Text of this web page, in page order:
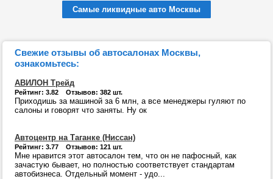
Самые ликвидные авто Москвы
Свежие отзывы об автосалонах Москвы,
ознакомьтесь:
АВИЛОН Трейд
Рейтинг: 3.82 Отзывов: 382 шт.
Приходишь за машиной за 6 млн, а все менеджеры гуляют по
салоны и говорят что заняты. Ну ок
Автоцентр на Таганке (Ниссан)
Рейтинг: 3.77 Отзывов: 121 шт.
Мне нравится этот автосалон тем, что он не пафосный, как
зачастую бывает, но полностью соответствует стандартам
автобизнеса. Отдельный момент - удо...